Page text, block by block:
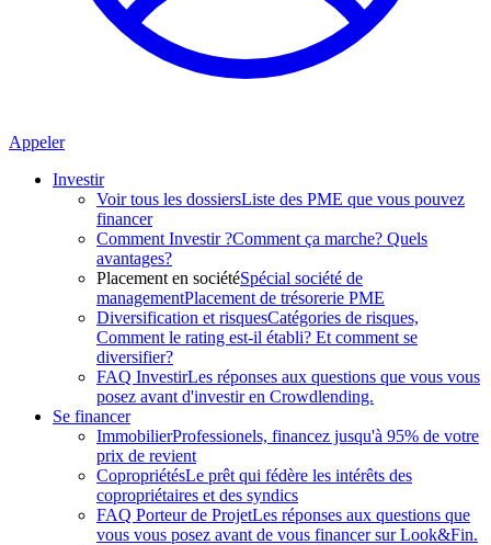
Appeler
Investir
Voir tous les dossiersListe des PME que vous pouvez
financer
Comment Investir ?Comment ça marche? Quels
avantages?
Placement en sociétéSpécial société de
managementPlacement de trésorerie PME
Diversification et risquesCatégories de risques,
Comment le rating est-il établi? Et comment se
diversifier?
FAQ InvestirLes réponses aux questions que vous vous
posez avant d'investir en Crowdlending.
Se financer
ImmobilierProfessionels, financez jusqu'à 95% de votre
prix de revient
CopropriétésLe prêt qui fédère les intérêts des
copropriétaires et des syndics
FAQ Porteur de ProjetLes réponses aux questions que
vous vous posez avant de vous financer sur Look&Fin.